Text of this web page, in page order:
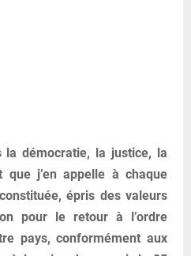
la démocratie, la justice, la
j’en appelle à chaque
épris des valeurs
pour le retour à l’ordre
pays, conformément aux